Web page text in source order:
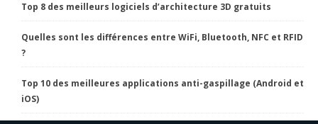
Top 8 des meilleurs logiciels d’architecture 3D gratuits
Quelles sont les différences entre WiFi, Bluetooth, NFC et RFID
?
Top 10 des meilleures applications anti-gaspillage (Android et
iOS)